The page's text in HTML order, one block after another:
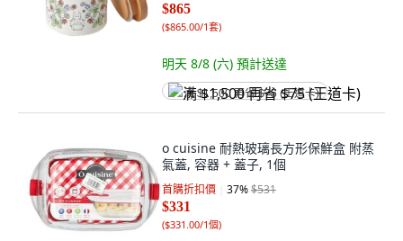
$865
($865.00/1套)
明天 8/8 (六) 預計送達
满 $1,500 再省 $75 (王道卡)
o cuisine 耐熱玻璃長方形保鮮盒 附蒸
氣蓋, 容器 + 蓋子, 1個
首購折扣價 37%$531
$331
($331.00/1個)